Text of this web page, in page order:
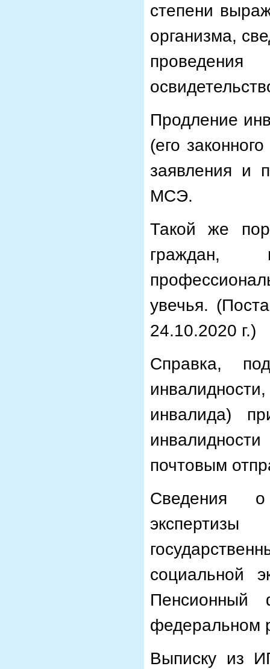
степени
организма,
Продление
(его
заявления и
МСЭ.
Такой же
граждан,
увечья.
24.10.2020 г.)
Справка,
инвалида)
почтовым
Сведения о
экспертизы
социальной
федеральном
Выписку из